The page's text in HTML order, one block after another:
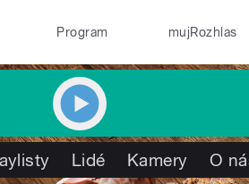
Program mujRozhlas
Lidé Kamery O